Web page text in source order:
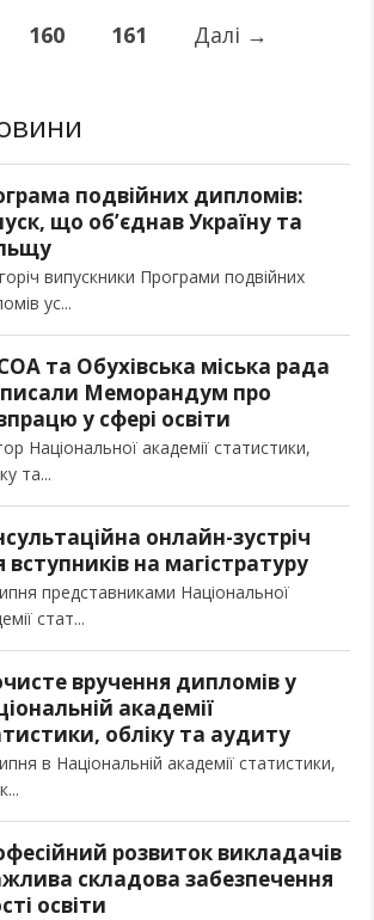
160 161 Далі →
подвійних дипломів:
що об’єднав Україну та
випускники Програми подвійних
ус
та Обухівська міська рада
Меморандум про
у сфері освіти
Національної академії статистики,
та
онлайн-зустріч
вступників на магістратуру
представниками Національної
стат
вручення дипломів у
академії
обліку та аудиту
в Національній академії статистики,
розвиток викладачів
складова забезпечення
освіти